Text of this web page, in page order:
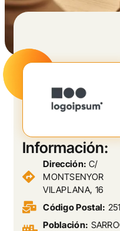
Información:
Dirección: C/
MONTSENYOR
VILAPLANA, 16
Código Postal:
Población: